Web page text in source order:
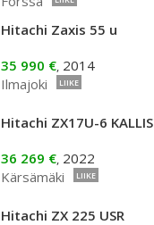
Hitachi Zaxis 55 u
35 990 €, 2014
Ilmajoki
LIIKE
Hitachi ZX17U-6
36 269 €, 2022
Kärsämäki
LIIKE
Hitachi ZX 225 USR